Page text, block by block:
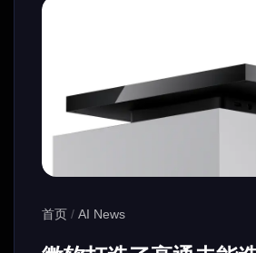
首页 / AI News